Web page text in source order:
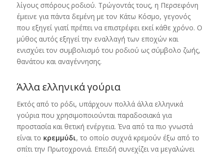
λίγους σπόρους ροδιού. Τρώγοντάς τους, η Περσεφόνη
έμεινε για πάντα δεμένη με τον Κάτω Κόσμο, γεγονός
που εξηγεί γιατί πρέπει να επιστρέφει εκεί κάθε χρόνο. Ο
μύθος αυτός εξηγεί την εναλλαγή των εποχών και
ενισχύει τον συμβολισμό του ροδιού ως σύμβολο ζωής,
θανάτου και αναγέννησης.
Άλλα ελληνικά γούρια
Εκτός από το ρόδι, υπάρχουν πολλά άλλα ελληνικά
γούρια που χρησιμοποιούνται παραδοσιακά για
προστασία και θετική ενέργεια. Ένα από τα πιο γνωστά
είναι το κρεμμύδι, το οποίο συχνά κρεμούν έξω από το
σπίτι την Πρωτοχρονιά. Επειδή συνεχίζει να μεγαλώνει